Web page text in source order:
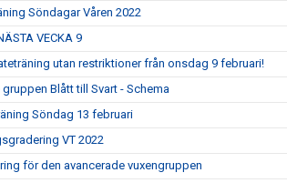
Söndagar Våren 2022
VECKA 9
utan restriktioner från onsdag 9 februari!
Blått till Svart - Schema
Söndag 13 februari
VT 2022
för den avancerade vuxengruppen